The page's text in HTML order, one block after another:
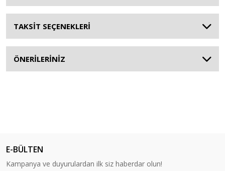
TAKSİT SEÇENEKLERİ
ÖNERİLERİNİZ
E-BÜLTEN
Kampanya ve duyurulardan ilk siz haberdar olun!